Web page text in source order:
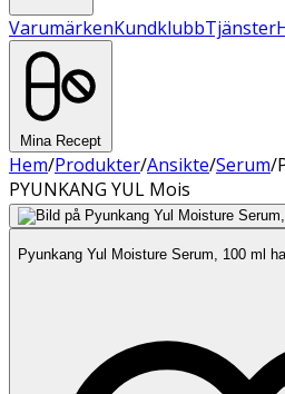
VarumärkenKundklubbTjänster
Mina Recept
Hem/Produkter/Ansikte/Serum/
PYUNKANG YUL Mois
Pyunkang Yul Moisture Serum, 100 ml